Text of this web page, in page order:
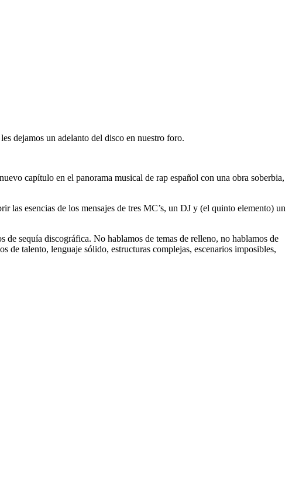
dejamos un adelanto del disco en nuestro foro.
capítulo en el panorama musical de rap español con una obra soberbia,
las esencias de los mensajes de tres MC’s, un DJ y (el quinto elemento) un
de sequía discográfica. No hablamos de temas de relleno, no hablamos de
talento, lenguaje sólido, estructuras complejas, escenarios imposibles,